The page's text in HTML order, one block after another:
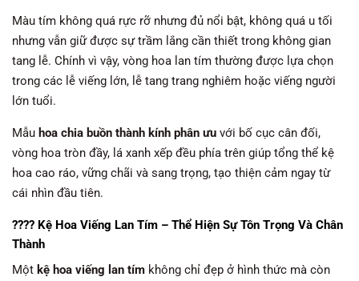
Màu tím không quá rực rỡ nhưng đủ nổi bật, không quá u tối
nhưng vẫn giữ được sự trầm lắng cần thiết trong không gian
tang lễ. Chính vì vậy, vòng hoa lan tím thường được lựa chọn
trong các lễ viếng lớn, lễ tang trang nghiêm hoặc viếng người
lớn tuổi.
Mẫu hoa chia buồn thành kính phân ưu với bố cục cân đối,
vòng hoa tròn đầy, lá xanh xếp đều phía trên giúp tổng thể kệ
hoa cao ráo, vững chãi và sang trọng, tạo thiện cảm ngay từ
cái nhìn đầu tiên.
???? Kệ Hoa Viếng Lan Tím – Thể Hiện Sự Tôn Trọng Và Chân
Thành
Một kệ hoa viếng lan tím không chỉ đẹp ở hình thức mà còn